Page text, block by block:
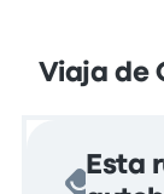
Viaja de
Esta